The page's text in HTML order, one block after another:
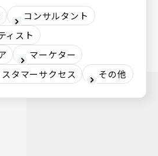
コンサルタント
ィスト
マーケター
タマーサクセス その他